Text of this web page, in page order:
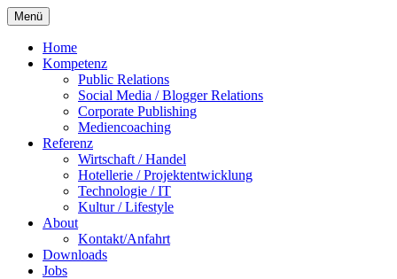
Menü Zum
Inhalt
springen
Home
Kompetenz
Public Relations
Social Media / Blogger Relations
Corporate Publishing
Mediencoaching
Referenz
Wirtschaft / Handel
Hotellerie / Projektentwicklung
Technologie / IT
Kultur / Lifestyle
About
Kontakt/Anfahrt
Downloads
Jobs